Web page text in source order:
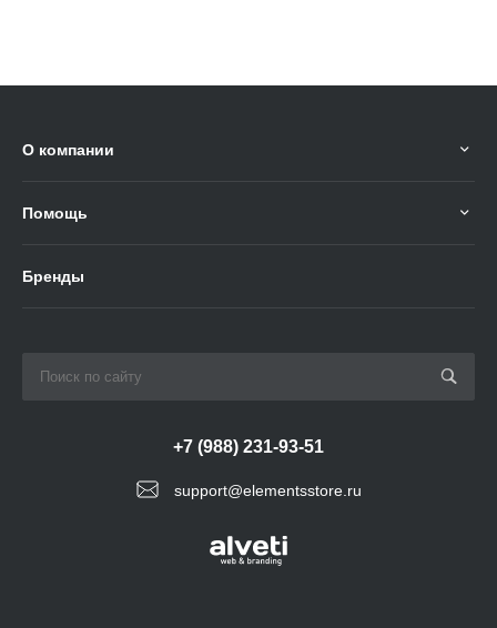
О компании
Помощь
Бренды
support@elementsstore.ru
+7 (988) 231-93-51